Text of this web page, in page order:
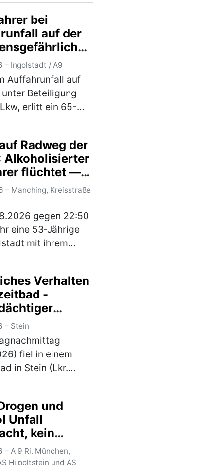
Berlin. Kurz vor dem
Offenbau
er auf den rechten
Dort …(mehr)
bei
auf der
– Ingolstadt / A9
Auffahrunfall auf
unter Beteiligung
erlitt ein 65-
Der 67-jährige
Sattelzugs war…
Radweg der
Alkoholisierter
flüchtet —
– Manching, Kreisstraße
gegen 22:50
eine 53‑Jährige
mit ihrem
Ingolstadt
in Richtung
Ein 54‑Jähriger
Verhalten
-
– Stein
fiel in einem
in Stein (Lkr.
nahmen den
noch vor Ort
16:…(mehr)
und
Unfall
kein
– A 9 Ri. München,
Hilpoltstein und AS